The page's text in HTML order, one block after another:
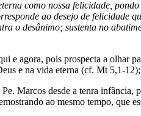
como nossa felicidade,
ao desejo de felicidade
o desânimo; sustenta no
pois prospecta a olhar
e na vida eterna (cf. Mt 5,1-
desde a tenra infância,
ao mesmo tempo, que